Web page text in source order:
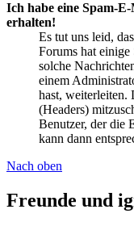
Ich habe eine Spam-
erhalten!
Es tut uns leid,
Forums hat
solche
einem
hast, weiterleiten.
(Headers)
Benutzer, der die
kann dann
Nach oben
Freunde und